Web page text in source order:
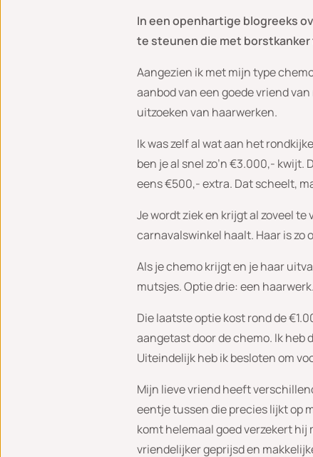
In een openhartige blogreeks
te steunen die met
Aangezien ik met mijn type
aanbod van een goede vriend
uitzoeken van haarwerken.
Ik was zelf al wat aan het
ben je al snel zo’n €3.000,-
eens €500,- extra. Dat scheelt,
Je wordt ziek en krijgt al zoveel
carnavalswinkel haalt. Haar is zo
Als je chemo krijgt en je haar
mutsjes. Optie drie: een
Die laatste optie kost rond de
aangetast door de chemo. Ik heb
Uiteindelijk heb ik besloten om
Mijn lieve vriend heeft
eentje tussen die precies lijkt op
komt helemaal goed verzekert
vriendelijker geprijsd en